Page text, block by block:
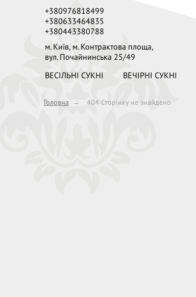
+380976818499
+380633464835
+380443380788
м. Київ, м. Контрактова площа,
вул. Почайнинська 25/49
ВЕСІЛЬНІ СУКНІ ВЕЧІРНІ СУКНІ
Головна → 404 Сторінку не знайдено